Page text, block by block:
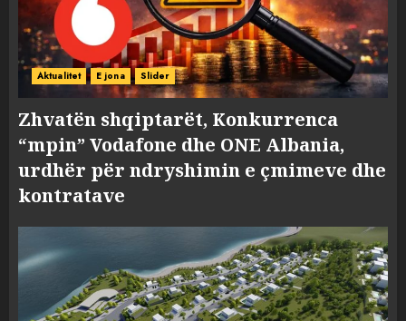
Aktualitet E jona Slider
Zhvatën shqiptarët, Konkurrenca
“mpin” Vodafone dhe ONE Albania,
urdhër për ndryshimin e çmimeve dhe
kontratave